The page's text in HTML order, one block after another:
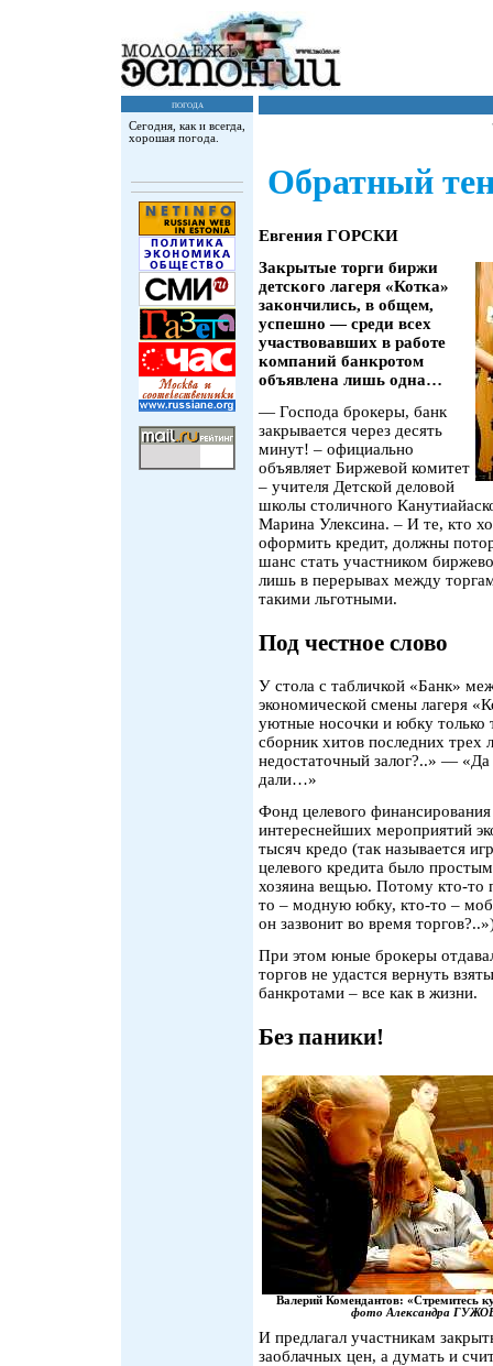
погода
Сегодня, как и всегда,
хорошая погода.
Обратный
Евгения ГОРСКИ
Закрытые торги биржи
детского лагеря «Котка»
закончились, в общем,
успешно — среди всех
участвовавших в работе
компаний банкротом
объявлена лишь одна…
— Господа брокеры, банк
закрывается через десять
минут! – официально
объявляет Биржевой комитет
– учителя Детской деловой
школы столичного
Марина Улексина. – И те, кто
оформить кредит, должны
шанс стать участником
лишь в перерывах между
такими льготными.
Под честное слово
У стола с табличкой «Банк»
экономической смены лагеря
уютные носочки и юбку
сборник хитов последних
недостаточный залог?..» — «Да
дали…»
Фонд целевого
интереснейших мероприятий
тысяч кредо (так называется
целевого кредита было
хозяина вещью. Потому кто-то
то – модную юбку, кто-то –
он зазвонит во время
При этом юные брокеры
торгов не удастся вернуть
банкротами – все как в жизни.
Без паники!
Валерий Комендантов: «Стремитесь
фото Александра
И предлагал участникам
заоблачных цен, а думать и